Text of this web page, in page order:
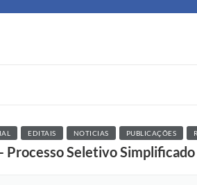
EDITAIS NOTICIAS PUBLICAÇÕES
Processo Seletivo